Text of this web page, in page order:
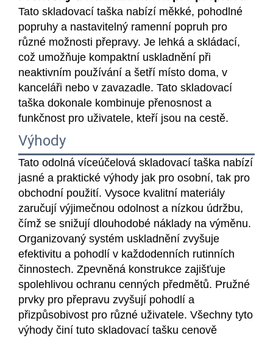
Tato skladovací taška nabízí měkké, pohodlné
popruhy a nastavitelný ramenní popruh pro
různé možnosti přepravy. Je lehká a skládací,
což umožňuje kompaktní uskladnění při
neaktivním používání a šetří místo doma, v
kanceláři nebo v zavazadle. Tato skladovací
taška dokonale kombinuje přenosnost a
funkčnost pro uživatele, kteří jsou na cestě.
Výhody
Tato odolná víceúčelová skladovací taška nabízí
jasné a praktické výhody jak pro osobní, tak pro
obchodní použití. Vysoce kvalitní materiály
zaručují výjimečnou odolnost a nízkou údržbu,
čímž se snižují dlouhodobé náklady na výměnu.
Organizovaný systém uskladnění zvyšuje
efektivitu a pohodlí v každodenních rutinních
činnostech. Zpevněná konstrukce zajišťuje
spolehlivou ochranu cenných předmětů. Pružné
prvky pro přepravu zvyšují pohodlí a
přizpůsobivost pro různé uživatele. Všechny tyto
výhody činí tuto skladovací tašku cenově